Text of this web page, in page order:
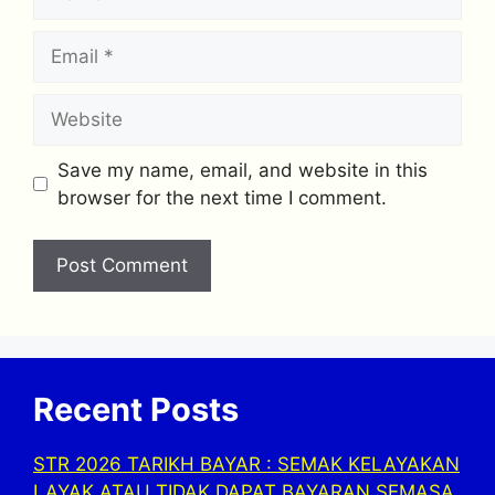
Save my name, email, and website in this
browser for the next time I comment.
Recent Posts
STR 2026 TARIKH BAYAR : SEMAK KELAYAKAN